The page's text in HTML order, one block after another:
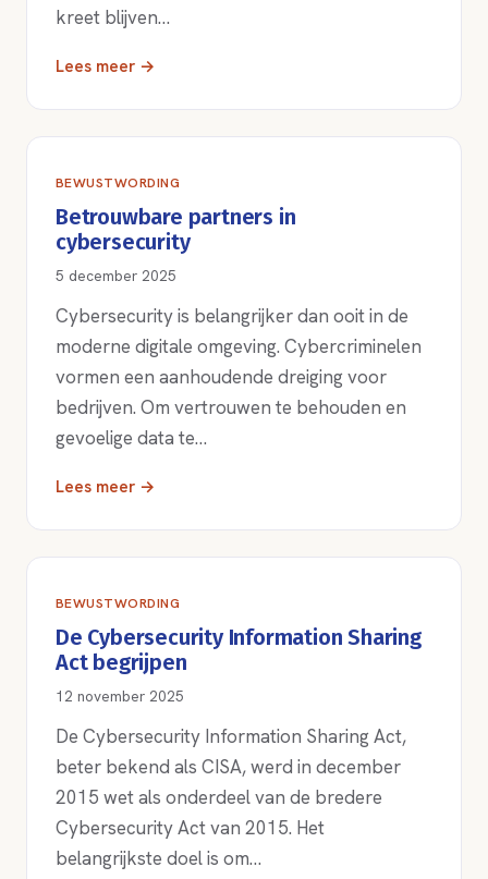
kreet blijven…
Lees meer →
BEWUSTWORDING
Betrouwbare partners in
cybersecurity
5 december 2025
Cybersecurity is belangrijker dan ooit in de
moderne digitale omgeving. Cybercriminelen
vormen een aanhoudende dreiging voor
bedrijven. Om vertrouwen te behouden en
gevoelige data te…
Lees meer →
BEWUSTWORDING
De Cybersecurity Information Sharing
Act begrijpen
12 november 2025
De Cybersecurity Information Sharing Act,
beter bekend als CISA, werd in december
2015 wet als onderdeel van de bredere
Cybersecurity Act van 2015. Het
belangrijkste doel is om…